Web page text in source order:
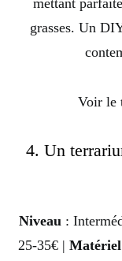
mettant
grasses. Un
Voir le
4. Un
Niveau :
25-35€ | Matériel